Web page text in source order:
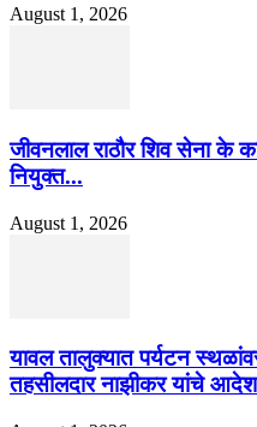
August 1, 2026
जीवनलाल राठौर शिव सेना के
नियुक्त...
August 1, 2026
यावल तालुक्यात पर्यटन
तहसीलदार नाझीकर यांचे